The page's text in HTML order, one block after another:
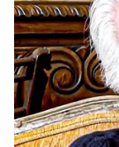
LATEST VIDEOS